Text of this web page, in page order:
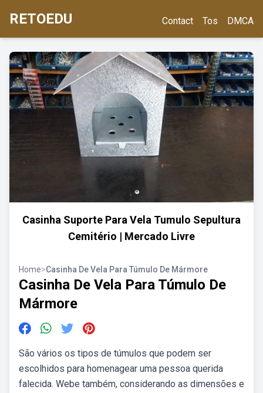
RETOEDU Contact Tos DMCA
Casinha Suporte Para Vela Tumulo Sepultura
Cemitério | Mercado Livre
Home>Casinha De Vela Para Túmulo De Mármore
Casinha De Vela Para Túmulo De
Mármore
São vários os tipos de túmulos que podem ser
escolhidos para homenagear uma pessoa querida
falecida. Webe também, considerando as dimensões e